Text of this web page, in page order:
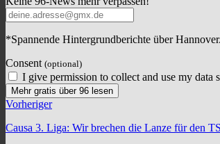
*Spannende Hintergrundberichte über
Consent (optional)
I give permission to collect and use my data
Mehr gratis über 96 lesen
Vorheriger
Causa 3. Liga: Wir brechen die Lanze für den